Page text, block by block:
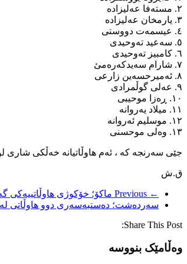
٢. مستەفا عەلیزادە
٣. یارمخان عەلیزادە
٤. عیسمەت دووستی
٥. سەعید تەوحیدی
٦. کامبیز تەوحیدی
٧. شارام سەیدکەرەمئ
٨. ئەمیرحسەین زارعی
٩. عەلی گوڵمرادی
١٠. ڕەزا موحیبی
١١. میلاد یەروانە
١٢. موسلیم ئەروانە
١٣. وەلی موحسنی
جێی سەرنجە کە ، ئەم هاوڵاتیانە خەڵکی شاری
ق.ش
← Previous
ماکۆ؛ خۆکوژی هاوڵاتییەکی
سەردەشت؛ دەستبەسەری دوو هاوڵاتی
Share This Post:
وەڵامێک بنووسە